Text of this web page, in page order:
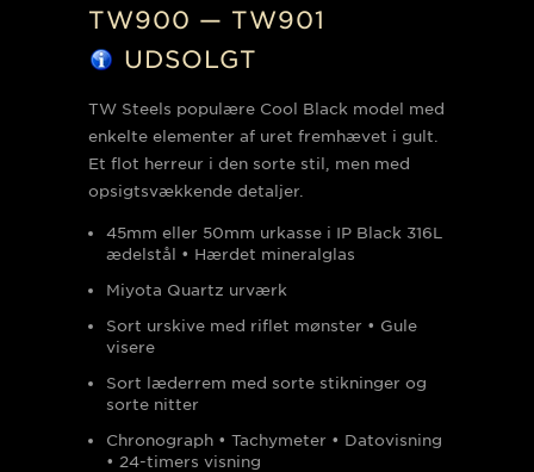
TW900 — TW901
UDSOLGT
TW Steels populære Cool Black model med
enkelte elementer af uret fremhævet i gult.
Et flot herreur i den sorte stil, men med
opsigtsvækkende detaljer.
45mm eller 50mm urkasse i IP Black 316L
ædelstål • Hærdet mineralglas
Miyota Quartz urværk
Sort urskive med riflet mønster • Gule
visere
Sort læderrem med sorte stikninger og
sorte nitter
Chronograph • Tachymeter • Datovisning
• 24-timers visning